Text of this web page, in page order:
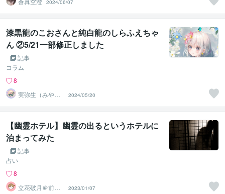
2024/06/07
漆黒龍のこおさんと純白龍のしらふえちゃ
ん ②5/21一部修正しました
記事
コラム
8
実弥生（みや
の）
2024/05/20
【幽霊ホテル】幽霊の出るというホテルに
泊まってみた
記事
占い
8
立花破月＠前世
2023/01/07